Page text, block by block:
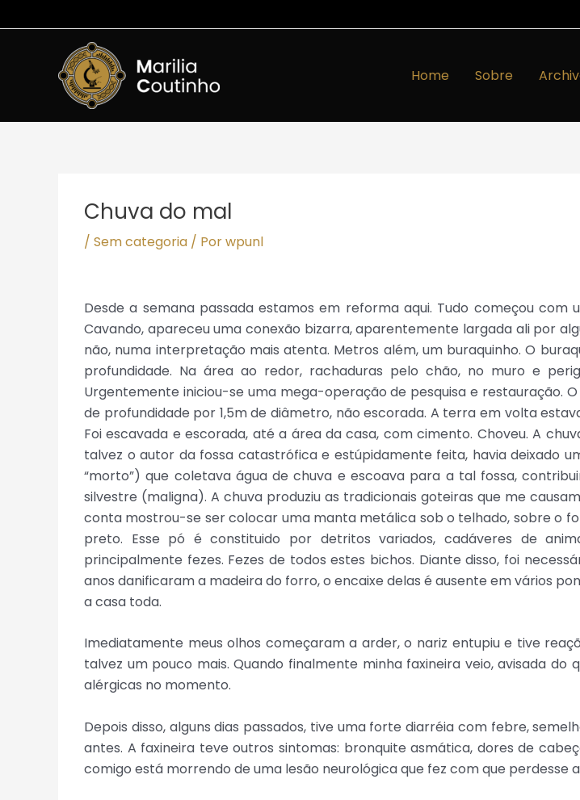
para
conteúdo
Home Sobre
Chuva do mal
/ Sem categoria / Porwpunl
Desde a semana passada estamos em reforma aqui. Tudo começou
Cavando, apareceu uma conexão bizarra, aparentemente largada ali por
não, numa interpretação mais atenta. Metros além, um buraquinho. O
profundidade. Na área ao redor, rachaduras pelo chão, no muro e
Urgentemente iniciou-se uma mega-operação de pesquisa e restauração.
de profundidade por 1,5m de diâmetro, não escorada. A terra em volta
Foi escavada e escorada, até a área da casa, com cimento. Choveu. A
talvez o autor da fossa catastrófica e estúpidamente feita, havia deixado
“morto”) que coletava água de chuva e escoava para a tal fossa,
silvestre (maligna). A chuva produziu as tradicionais goteiras que me
conta mostrou-se ser colocar uma manta metálica sob o telhado, sobre o
preto. Esse pó é constituido por detritos variados, cadáveres de
principalmente fezes. Fezes de todos estes bichos. Diante disso, foi
anos danificaram a madeira do forro, o encaixe delas é ausente em vários
a casa toda.
Imediatamente meus olhos começaram a arder, o nariz entupiu e tive
talvez um pouco mais. Quando finalmente minha faxineira veio, avisada
alérgicas no momento.
Depois disso, alguns dias passados, tive uma forte diarréia com febre,
antes. A faxineira teve outros sintomas: bronquite asmática, dores de
comigo está morrendo de uma lesão neurológica que fez com que perdesse
navigation